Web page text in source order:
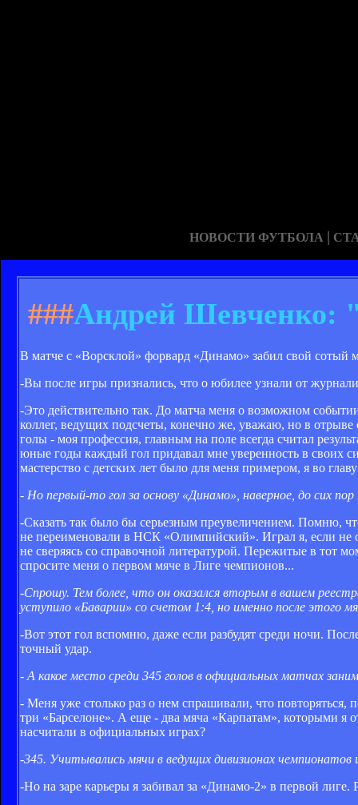
НОВОСТИ ФУТБОЛА |
###Андрей Шевченко:
В матче с «Ворсклой» форвард «Динамо» забил свой сотый
-Вы после игры признались, что о юбилее узнали от
-Это действительно так. До матча меня о возможном
коллег, ведущих подсчеты, конечно же, уважаю, но в
голы - моя профессия, главным на поле всегда считал
юные годы каждый гол придавал мне уверенность в своих
мастерство с детских лет было для меня примером, я во
- Но первый-то гол за основу «Динамо», наверное, до сих пор
-Сказать так было бы серьезным преувеличением. Помню,
не переименовали в НСК «Олимпийский». Играл я, если не
не сверяясь со справочной литературой. Пережитые в тот
спросите меня о первом мяче в Лиге чемпионов...
-Спрошу. Тем более, что он оказался вторым в вашем
уступило «Баварии» со счетом 1:4, но именно после этого
-Вот этот гол вспомню, даже если разбудят среди ночи.
точный удар.
- А какое место среди 345 голов в официальных матчах
- Меня уже столько раз о нем спрашивали, что повторяться,
три «Барселоне». А еще - два мяча «Карпатам», которыми я
насчитали в официальных играх?
-345. Учитывались мячи в ведущих дивизионах
-Но на заре карьеры я забивал за «Динамо-2» в первой лиге.